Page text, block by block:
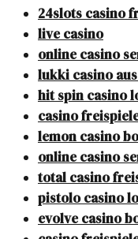
24slots casino
live casino
online casino
lukki casino
hit spin casino
casino
lemon casino
online casino
total casino
pistolo casino
evolve casino